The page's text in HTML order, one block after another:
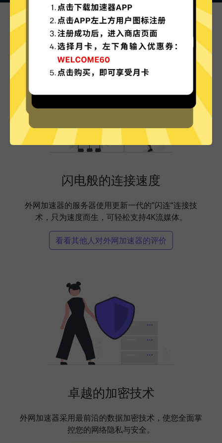
外网加速器的特色
闪电般的连接速度
外网加速器的服务器使用更新一代的”闪连“连接技
术，只为速度而生，可轻松支持4K流媒体。
看看其他人对外网加速器的评价
卓越的加密技术
外网加速器采用最前沿的数据加密技术，使您全面掌
控您的网络隐私与安全。